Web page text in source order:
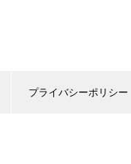
プライバシーポリシー